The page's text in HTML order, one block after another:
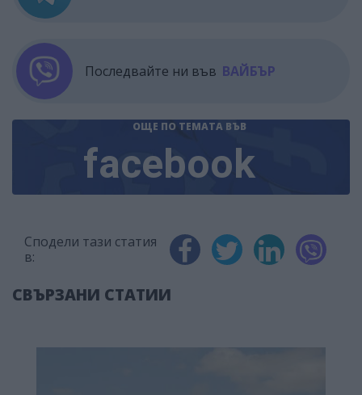
Последвайте ни във ВАЙБЪР
ОЩЕ ПО ТЕМАТА ВЪВ
facebook
Сподели тази статия
в:
СВЪРЗАНИ СТАТИИ